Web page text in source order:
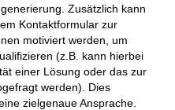
Zusätzlich kann
Kontaktformular zur
motiviert werden, um
(z.B. kann hierbei
einer Lösung oder das zur
werden). Dies
zielgenaue Ansprache.